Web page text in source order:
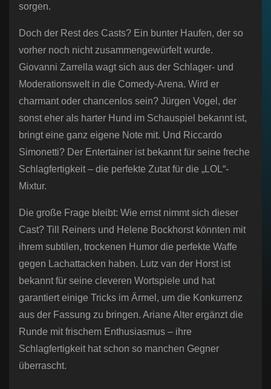
sorgen.
Doch der Rest des Casts? Ein bunter Haufen, der so
vorher noch nicht zusammengewürfelt wurde.
Giovanni Zarrella wagt sich aus der Schlager- und
Moderationswelt in die Comedy-Arena. Wird er
charmant oder chancenlos sein? Jürgen Vogel, der
sonst eher als harter Hund im Schauspiel bekannt ist,
bringt eine ganz eigene Note mit. Und Riccardo
Simonetti? Der Entertainer ist bekannt für seine freche
Schlagfertigkeit – die perfekte Zutat für die „LOL“-
Mixtur.
Die große Frage bleibt: Wie ernst nimmt sich dieser
Cast? Till Reiners und Helene Bockhorst könnten mit
ihrem subtilen, trockenen Humor die perfekte Waffe
gegen Lachattacken haben. Lutz van der Horst ist
bekannt für seine cleveren Wortspiele und hat
garantiert einige Tricks im Ärmel, um die Konkurrenz
aus der Fassung zu bringen. Ariane Alter ergänzt die
Runde mit frischem Enthusiasmus – ihre
Schlagfertigkeit hat schon so manchen Gegner
überrascht.